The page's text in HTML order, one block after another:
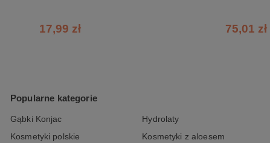
17,99 zł 75,01 zł
Popularne kategorie
Gąbki Konjac Hydrolaty
Kosmetyki polskie
Kosmetyki z aloesem